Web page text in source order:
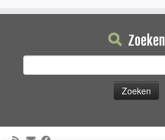
Zoeken
Zoeken